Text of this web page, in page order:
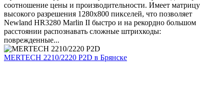
соотношение цены и производительности. Имеет матрицу
высокого разрешения 1280x800 пикселей, что позволяет
Newland HR3280 Marlin II быстро и на рекордно большом
расстоянии распознавать сложные штрихкоды:
поврежденные...
MERTECH 2210/2220 P2D в Брянске